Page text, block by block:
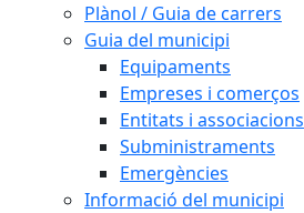
Plànol / Guia de carrers
Guia del municipi
Equipaments
Empreses i comerços
Entitats i associacions
Subministraments
Emergències
Informació del municipi